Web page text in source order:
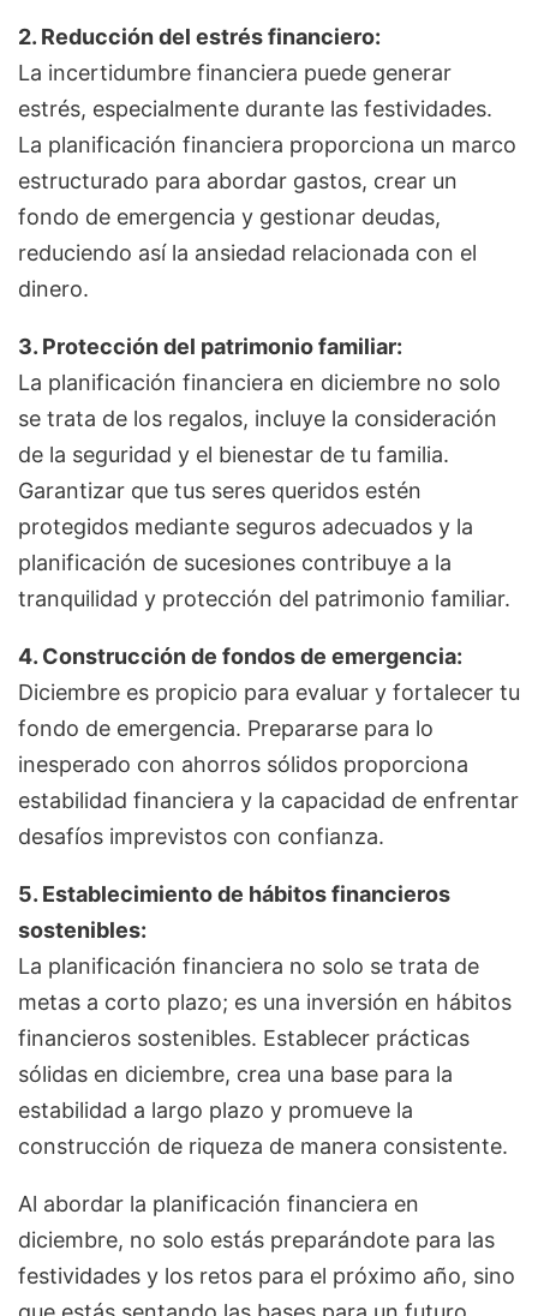
2. Reducción del estrés financiero:
La incertidumbre financiera puede generar
estrés, especialmente durante las festividades.
La planificación financiera proporciona un marco
estructurado para abordar gastos, crear un
fondo de emergencia y gestionar deudas,
reduciendo así la ansiedad relacionada con el
dinero.
3. Protección del patrimonio familiar:
La planificación financiera en diciembre no solo
se trata de los regalos, incluye la consideración
de la seguridad y el bienestar de tu familia.
Garantizar que tus seres queridos estén
protegidos mediante seguros adecuados y la
planificación de sucesiones contribuye a la
tranquilidad y protección del patrimonio familiar.
4. Construcción de fondos de emergencia:
Diciembre es propicio para evaluar y fortalecer tu
fondo de emergencia. Prepararse para lo
inesperado con ahorros sólidos proporciona
estabilidad financiera y la capacidad de enfrentar
desafíos imprevistos con confianza.
5. Establecimiento de hábitos financieros
sostenibles:
La planificación financiera no solo se trata de
metas a corto plazo; es una inversión en hábitos
financieros sostenibles. Establecer prácticas
sólidas en diciembre, crea una base para la
estabilidad a largo plazo y promueve la
construcción de riqueza de manera consistente.
Al abordar la planificación financiera en
diciembre, no solo estás preparándote para las
festividades y los retos para el próximo año, sino